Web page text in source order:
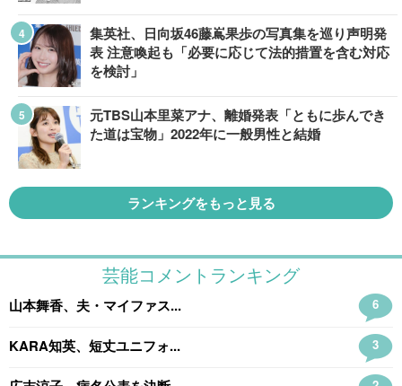
集英社、日向坂46藤嶌果歩の写真集を巡り声明発
表 注意喚起も「必要に応じて法的措置を含む対応
を検討」
元TBS山本里菜アナ、離婚発表「ともに歩んでき
た道は宝物」2022年に一般男性と結婚
ランキングをもっと見る